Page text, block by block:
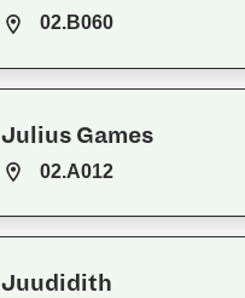
02.B060
Julius Games
02.A012
Juudidith